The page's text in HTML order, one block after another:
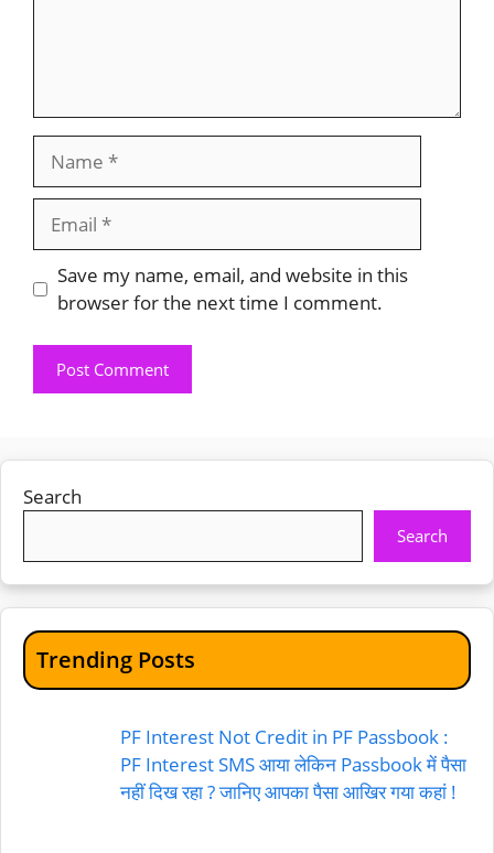
Save my name, email, and website in this
browser for the next time I comment.
Search
Search
Trending Posts
PF Interest Not Credit in PF Passbook :
PF Interest SMS आया लेकिन Passbook में पैसा
नहीं दिख रहा ? जानिए आपका पैसा आखिर गया कहां !